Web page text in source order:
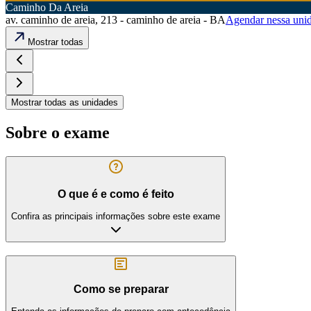
Caminho Da Areia
av. caminho de areia, 213 - caminho de areia - BAAgendar nessa
Mostrar todas
Mostrar todas as unidades
Sobre o exame
O que é e como é feito
Confira as principais informações sobre este exame
Como se preparar